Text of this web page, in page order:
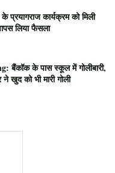
कार्यक्रम को मिली
लिया फैसला
बैंकॉक के पास स्कूल में गोलीबारी,
खुद को भी मारी गोली